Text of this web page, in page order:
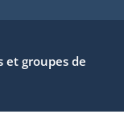
et groupes de